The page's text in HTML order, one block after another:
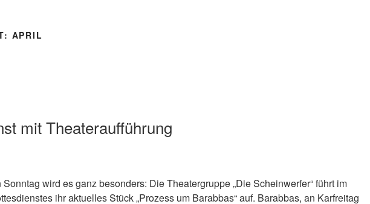
APRIL
mit Theateraufführung
wird es ganz besonders: Die Theatergruppe „Die Scheinwerfer“ führt im
ihr aktuelles Stück „Prozess um Barabbas“ auf. Barabbas, an Karfreitag